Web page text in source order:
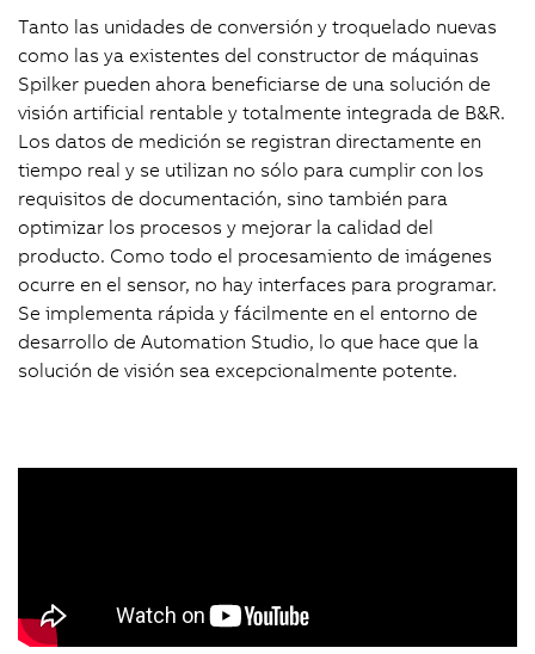
Tanto las unidades de conversión y troquelado nuevas
como las ya existentes del constructor de máquinas
Spilker pueden ahora beneficiarse de una solución de
visión artificial rentable y totalmente integrada de B&R.
Los datos de medición se registran directamente en
tiempo real y se utilizan no sólo para cumplir con los
requisitos de documentación, sino también para
optimizar los procesos y mejorar la calidad del
producto. Como todo el procesamiento de imágenes
ocurre en el sensor, no hay interfaces para programar.
Se implementa rápida y fácilmente en el entorno de
desarrollo de Automation Studio, lo que hace que la
solución de visión sea excepcionalmente potente.